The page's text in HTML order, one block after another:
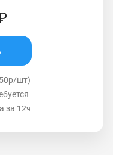
шт)
за 12ч